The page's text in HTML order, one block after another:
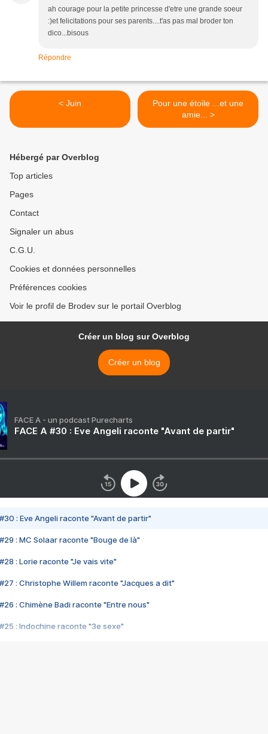
ah courage pour la petite princesse d'etre une grande soeur
:)et felicitations pour ses parents....t'as pas mal broder ton
dico...bisous
Répondre
< Juin
Pour une étoile ...et une
amie... >
Hébergé par Overblog
Top articles
Pages
Contact
Signaler un abus
C.G.U.
Cookies et données personnelles
Préférences cookies
Voir le profil de Brodev sur le portail Overblog
Créer un blog sur Overblog
Créer un blog
FACE A - un podcast Purecharts
FACE A #30 : Eve Angeli raconte "Avant de partir"
#30 : Eve Angeli raconte "Avant de partir"
#29 : MC Solaar raconte "Bouge de là"
#28 : Lorie raconte "Je vais vite"
#27 : Christophe Willem raconte "Jacques a dit"
#26 : Chimène Badi raconte "Entre nous"
#25 : Indochine raconte "3e sexe"